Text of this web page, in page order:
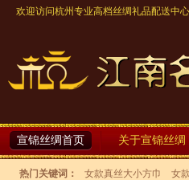
欢迎访问杭州专业高档丝绸礼品配送中心
宣锦丝绸首页 关于宣锦丝绸
热门关键词： 女款真丝大小方巾 女